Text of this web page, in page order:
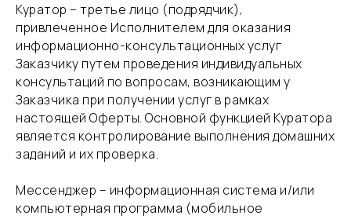
​Куратор – третье лицо (подрядчик),
привлеченное Исполнителем для оказания
информационно-консультационных услуг
Заказчику путем проведения индивидуальных
консультаций по вопросам, возникающим у
Заказчика при получении услуг в рамках
настоящей Оферты. Основной функцией Куратора
является контролирование выполнения домашних
заданий и их проверка.
​Мессенджер – информационная система и/или
компьютерная программа (мобильное